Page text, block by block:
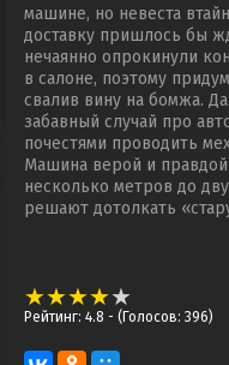
машине, но невеста
доставку пришлось бы
нечаянно опрокинули
в салоне, поэтому
свалив вину на бомжа.
забавный случай про
почестями проводить
Машина верой и
несколько метров до
решают дотолкать
Рейтинг: 4.8 - (Голосов: 396)